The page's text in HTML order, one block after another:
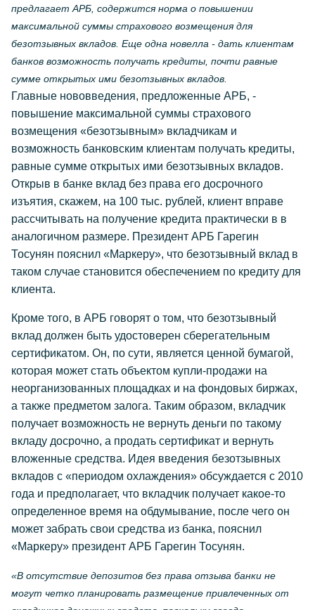
предлагает АРБ, содержится норма о повышении
максимальной суммы страхового возмещения для
безотзывных вкладов. Еще одна новелла - дать клиентам
банков возможность получать кредиты, почти равные
сумме открытых ими безотзывных вкладов.
Главные нововведения, предложенные АРБ, -
повышение максимальной суммы страхового
возмещения «безотзывным» вкладчикам и
возможность банковским клиентам получать кредиты,
равные сумме открытых ими безотзывных вкладов.
Открыв в банке вклад без права его досрочного
изъятия, скажем, на 100 тыс. рублей, клиент вправе
рассчитывать на получение кредита практически в в
аналогичном размере. Президент АРБ Гарегин
Тосунян пояснил «Маркеру», что безотзывный вклад в
таком случае становится обеспечением по кредиту для
клиента.
Кроме того, в АРБ говорят о том, что безотзывный
вклад должен быть удостоверен сберегательным
сертификатом. Он, по сути, является ценной бумагой,
которая может стать объектом купли-продажи на
неорганизованных площадках и на фондовых биржах,
а также предметом залога. Таким образом, вкладчик
получает возможность не вернуть деньги по такому
вкладу досрочно, а продать сертификат и вернуть
вложенные средства. Идея введения безотзывных
вкладов с «периодом охлаждения» обсуждается с 2010
года и предполагает, что вкладчик получает какое-то
определенное время на обдумывание, после чего он
может забрать свои средства из банка, пояснил
«Маркеру» президент АРБ Гарегин Тосунян.
«В отсутствие депозитов без права отзыва банки не
могут четко планировать размещение привлеченных от